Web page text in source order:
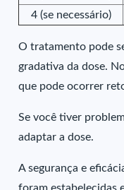
4 (se necessário)
O tratamento pode
gradativa da dose.
que pode ocorrer
Se você tiver
adaptar a dose.
A segurança e